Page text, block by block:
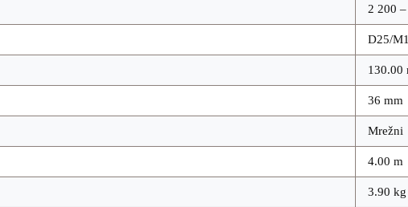
2 200 –
D25/
130.00
36 mm
Mrežni
4.00 m
3.90 kg